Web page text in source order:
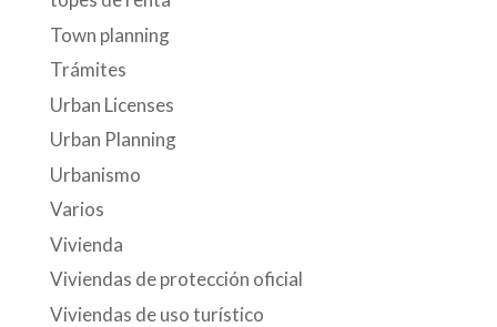
Town planning
Trámites
Urban Licenses
Urban Planning
Urbanismo
Varios
Vivienda
Viviendas de protección oficial
Viviendas de uso turístico